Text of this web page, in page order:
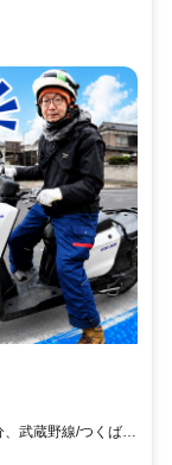
武蔵野線/つくばエ